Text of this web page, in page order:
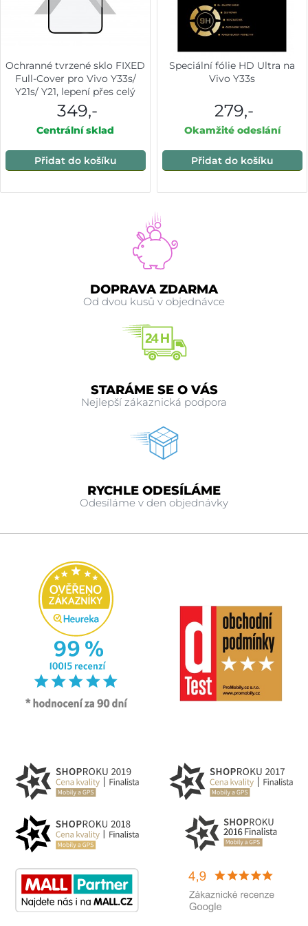
Ochranné tvrzené sklo FIXED
Full-Cover pro Vivo Y33s/
Y21s/ Y21, lepení přes celý
displej, černé
349,-
Centrální sklad
Přidat do košíku
Speciální fólie HD Ultra na
Vivo Y33s
279,-
Okamžité odeslání
Přidat do košíku
DOPRAVA ZDARMA
Od dvou kusů v objednávce
STARÁME SE O VÁS
Nejlepší zákaznická podpora
RYCHLE ODESÍLÁME
Odesíláme v den objednávky